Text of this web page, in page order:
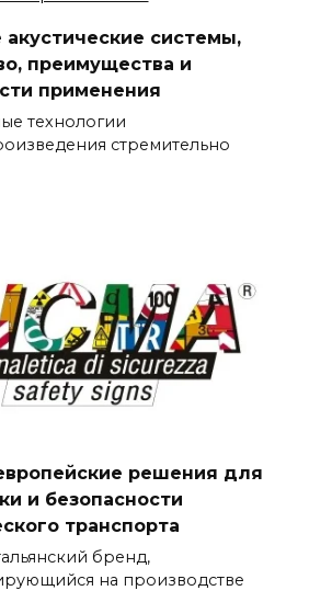
системы,
преимущества и
применения
технологии
стремительно
решения для
и безопасности
транспорта
бренд,
на производстве